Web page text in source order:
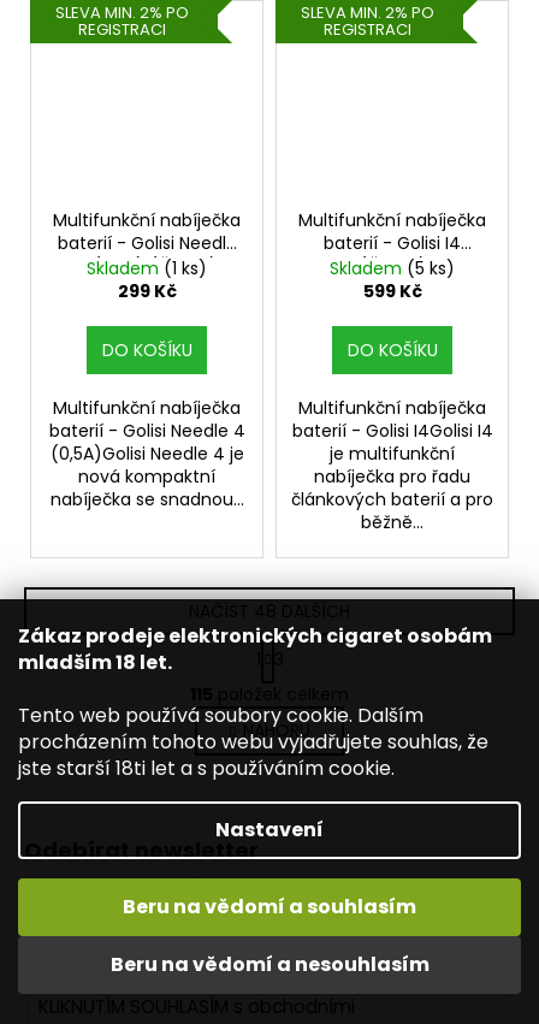
Zákaz prodeje elektronických cigaret osobám
mladším 18 let.
Tento web používá soubory cookie. Dalším
procházením tohoto webu vyjadřujete souhlas, že
jste starší 18ti let a s používáním cookie.
Nastavení
Beru na vědomí a nesouhlasím
Beru na vědomí a souhlasím
SLEVA MIN. 2% PO
REGISTRACI
Multifunkční nabíječka
baterií - Golisi Needle
4 (0,5A) (Černá)
Skladem (1 ks)
299 Kč
DO KOŠÍKU
Multifunkční nabíječka
baterií - Golisi Needle 4
(0,5A)Golisi Needle 4 je
nová kompaktní
nabíječka se snadnou...
SLEVA MIN. 2% PO
REGISTRACI
Multifunkční nabíječka
baterií - Golisi I4
(Černá)
Skladem (5 ks)
599 Kč
DO KOŠÍKU
Multifunkční nabíječka
baterií - Golisi I4Golisi I4
je multifunkční
nabíječka pro řadu
článkových baterií a pro
běžně...
v
l
á
c
í
p
r
v
k
y
S
á
n
k
o
v
á
n
í
NAHORU
Odebírat newsletter
Nezmeškejte žádné novinky či slevy!